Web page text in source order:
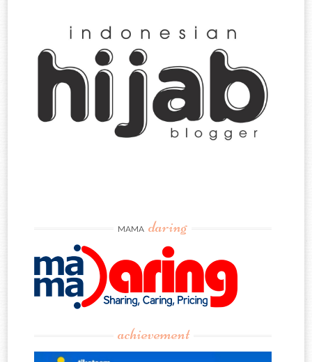
MAMA daring
achievement